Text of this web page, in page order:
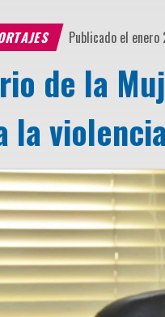
Publicado el
de la
la